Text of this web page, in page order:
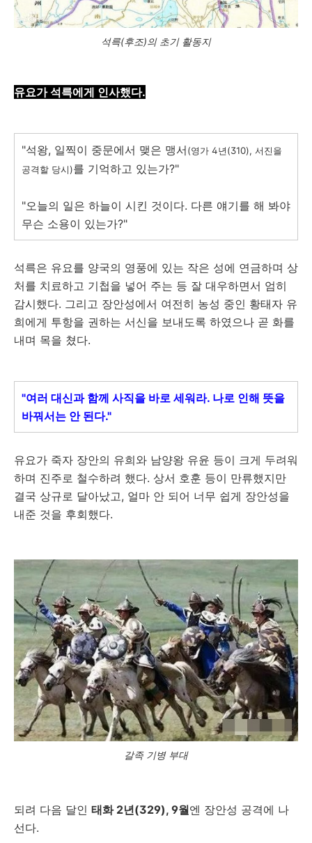
석륵(후조)의 초기 활동지
유요가 석륵에게 인사했다.
"석왕, 일찍이 중문에서 맺은 맹서(영가 4년(310), 서진을
공격할 당시)를 기억하고 있는가?"
"오늘의 일은 하늘이 시킨 것이다. 다른 얘기를 해 봐야
무슨 소용이 있는가?"
석륵은 유요를 양국의 영풍에 있는 작은 성에 연금하며 상
처를 치료하고 기첩을 넣어 주는 등 잘 대우하면서 엄히
감시했다. 그리고 장안성에서 여전히 농성 중인 황태자 유
희에게 투항을 권하는 서신을 보내도록 하였으나 곧 화를
내며 목을 쳤다.
"여러 대신과 함께 사직을 바로 세워라. 나로 인해 뜻을
바꿔서는 안 된다."
유요가 죽자 장안의 유희와 남양왕 유윤 등이 크게 두려워
하며 진주로 철수하려 했다. 상서 호훈 등이 만류했지만
결국 상규로 달아났고, 얼마 안 되어 너무 쉽게 장안성을
내준 것을 후회했다.
갈족 기병 부대
되려 다음 달인 태화 2년(329), 9월엔 장안성 공격에 나
선다.